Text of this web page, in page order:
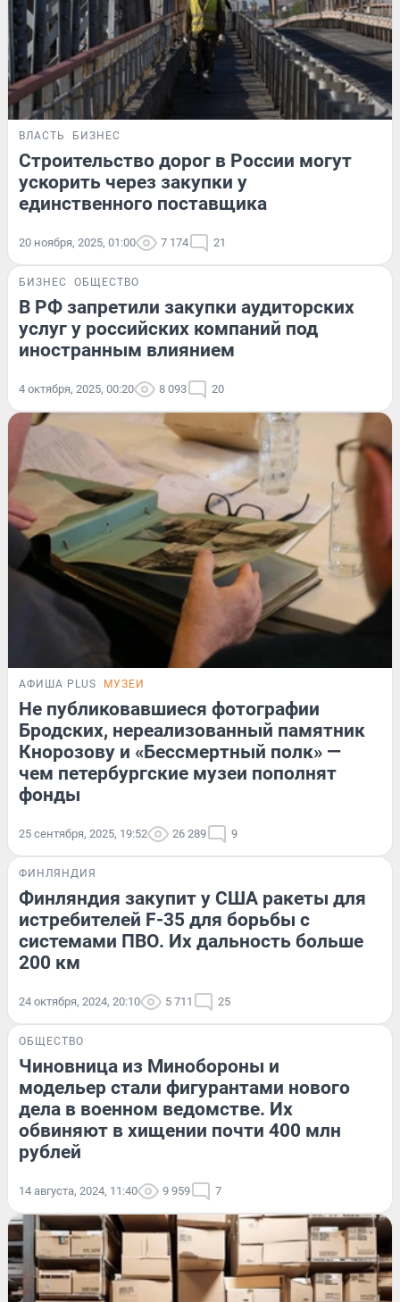
ВЛАСТЬ БИЗНЕС
Строительство дорог в России могут
ускорить через закупки у
единственного поставщика
20 ноября, 2025, 01:00 7 174 21
БИЗНЕС ОБЩЕСТВО
В РФ запретили закупки аудиторских
услуг у российских компаний под
иностранным влиянием
4 октября, 2025, 00:20 8 093 20
АФИША PLUS МУЗЕИ
Не публиковавшиеся фотографии
Бродских, нереализованный памятник
Кнорозову и «Бессмертный полк» —
чем петербургские музеи пополнят
фонды
25 сентября, 2025, 19:52 26 289 9
ФИНЛЯНДИЯ
Финляндия закупит у США ракеты для
истребителей F-35 для борьбы с
системами ПВО. Их дальность больше
200 км
24 октября, 2024, 20:10 5 711 25
ОБЩЕСТВО
Чиновница из Минобороны и
модельер стали фигурантами нового
дела в военном ведомстве. Их
обвиняют в хищении почти 400 млн
рублей
14 августа, 2024, 11:40 9 959 7